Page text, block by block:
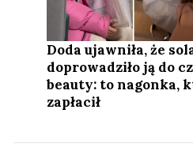
Doda ujawniła, że
doprowadziło ją do
beauty: to nagonka,
zapłacił